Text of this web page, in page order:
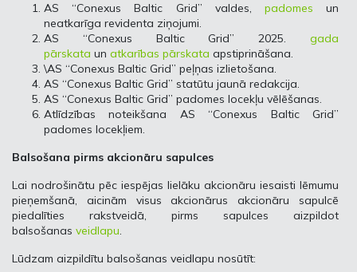
AS “Conexus Baltic Grid” valdes, padomesun
neatkarīga revidenta ziņojumi.
AS “Conexus Baltic Grid” 2025. gada
pārskata un atkarības pārskata apstiprināšana.
\AS “Conexus Baltic Grid” peļņas izlietošana.
AS “Conexus Baltic Grid” statūtu jaunā redakcija.
AS “Conexus Baltic Grid” padomes locekļu vēlēšanas.
Atlīdzības noteikšana AS “Conexus Baltic Grid”
padomes locekļiem.
Balsošana pirms akcionāru sapulces
Lai nodrošinātu pēc iespējas lielāku akcionāru iesaisti lēmumu
pieņemšanā, aicinām visus akcionārus akcionāru sapulcē
piedalīties rakstveidā, pirms sapulces aizpildot
balsošanas veidlapu.
Lūdzam aizpildītu balsošanas veidlapu nosūtīt: